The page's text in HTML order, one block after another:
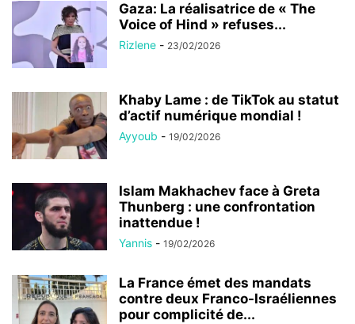
Gaza: La réalisatrice de « The
Voice of Hind » refuses...
Rizlene - 23/02/2026
Khaby Lame : de TikTok au statut
d’actif numérique mondial !
Ayyoub - 19/02/2026
Islam Makhachev face à Greta
Thunberg : une confrontation
inattendue !
Yannis - 19/02/2026
La France émet des mandats
contre deux Franco-Israéliennes
pour complicité de...